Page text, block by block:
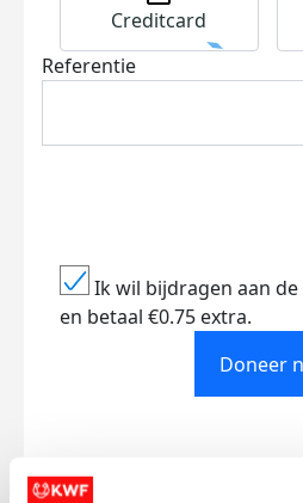
Creditcard
Referentie
Ik wil bijdragen aan
en betaal €0.75 extra.
Doneer